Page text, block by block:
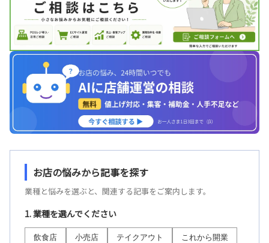
お店の悩みから記事を探す
業種と悩みを選ぶと、関連する記事をご案内します。
1. 業種を選んでください
飲食店 小売店 テイクアウト これから開業